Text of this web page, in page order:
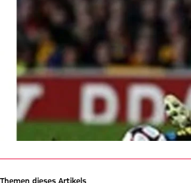
Themen dieses Artikels